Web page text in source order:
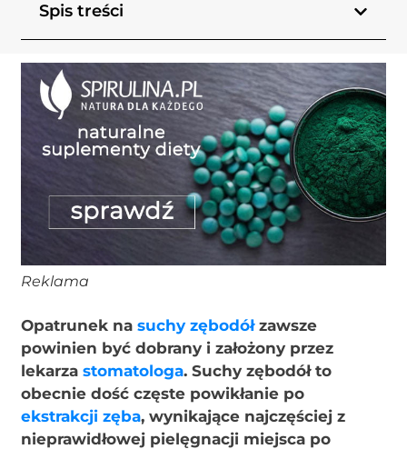
Spis treści
Reklama
Opatrunek nasuchy zębodółzawsze
powinien być dobrany i założony przez
lekarzastomatologa. Suchy zębodół to
obecnie dość częste powikłanie po
ekstrakcji zęba, wynikające najczęściej z
nieprawidłowej pielęgnacji miejsca po